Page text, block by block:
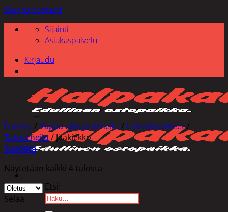
Skip to content
Sijainti
Asiakaspalvelu
Kirjaudu
Etsi:
Etusivu / Vapaa-aika ja urheilu / Urheiluvälineet /
Talviurheilu /Jääkiekko
Suodata
Näytetään kaikki 4 tulosta
Selaa